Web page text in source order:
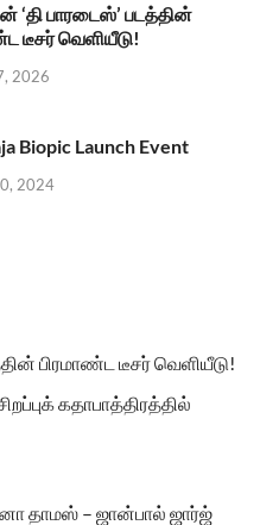
‘தி பாரடைஸ்’ படத்தின்
டீசர் வெளியீடு!
2026
Biopic Launch Event
2024
பிரமாண்ட டீசர் வெளியீடு!
கதாபாத்திரத்தில்
தாமஸ் – ஜான்பால் ஜார்ஜ்